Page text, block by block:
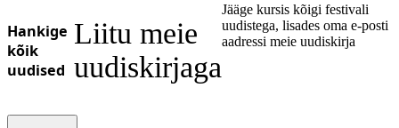
Hankige
kõik
uudised
Liitu meie
uudiskirjaga
Jääge kursis kõigi festivali
uudistega, lisades oma e-posti
aadressi meie uudiskirja